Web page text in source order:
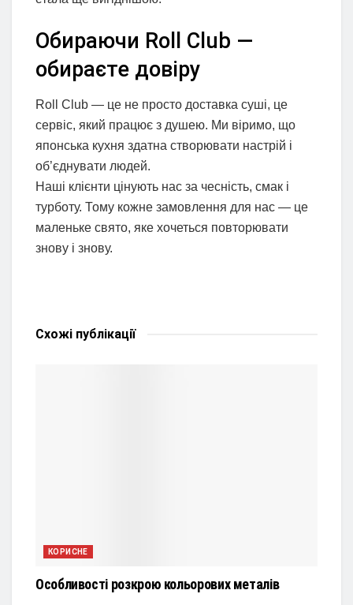
Обираючи Roll Club —
обираєте довіру
Roll Club — це не просто доставка суші, це
сервіс, який працює з душею. Ми віримо, що
японська кухня здатна створювати настрій і
об’єднувати людей.
Наші клієнти цінують нас за чесність, смак і
турботу. Тому кожне замовлення для нас — це
маленьке свято, яке хочеться повторювати
знову і знову.
Схожі публікації
КОРИСНЕ
Особливості розкрою кольорових металів